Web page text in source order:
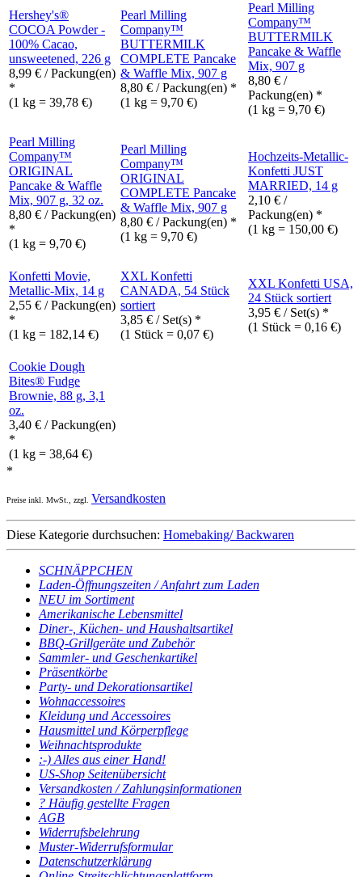
Hershey's®
COCOA Powder -
100% Cacao,
unsweetened, 226 g
8,99 € / Packung(en)
*
(1 kg = 39,78 €)
Pearl Milling
Company™
BUTTERMILK
COMPLETE Pancake
& Waffle Mix, 907 g
8,80 € / Packung(en) *
(1 kg = 9,70 €)
Pearl Milling
Company™
BUTTERMILK
Pancake & Waffle
Mix, 907 g
8,80 € /
Packung(en) *
(1 kg = 9,70 €)
Pearl Milling
Company™
ORIGINAL
Pancake & Waffle
Mix, 907 g, 32 oz.
8,80 € / Packung(en)
*
(1 kg = 9,70 €)
Pearl Milling
Company™
ORIGINAL
COMPLETE Pancake
& Waffle Mix, 907 g
8,80 € / Packung(en) *
(1 kg = 9,70 €)
Hochzeits-Metallic-
Konfetti JUST
MARRIED, 14 g
2,10 € /
Packung(en) *
(1 kg = 150,00 €)
Konfetti Movie,
Metallic-Mix, 14 g
2,55 € / Packung(en)
*
(1 kg = 182,14 €)
XXL Konfetti
CANADA, 54 Stück
sortiert
3,85 € / Set(s) *
(1 Stück = 0,07 €)
XXL Konfetti USA,
24 Stück sortiert
3,95 € / Set(s) *
(1 Stück = 0,16 €)
Cookie Dough
Bites® Fudge
Brownie, 88 g, 3,1
oz.
3,40 € / Packung(en)
*
(1 kg = 38,64 €)
*
Preise inkl. MwSt., zzgl. Versandkosten
Diese Kategorie durchsuchen: Homebaking/ Backwaren
SCHNÄPPCHEN
Laden-Öffnungszeiten / Anfahrt zum Laden
NEU im Sortiment
Amerikanische Lebensmittel
Diner-, Küchen- und Haushaltsartikel
BBQ-Grillgeräte und Zubehör
Sammler- und Geschenkartikel
Präsentkörbe
Party- und Dekorationsartikel
Wohnaccessoires
Kleidung und Accessoires
Hausmittel und Körperpflege
Weihnachtsprodukte
:-) Alles aus einer Hand!
US-Shop Seitenübersicht
Versandkosten / Zahlungsinformationen
? Häufig gestellte Fragen
AGB
Widerrufsbelehrung
Muster-Widerrufsformular
Datenschutzerklärung